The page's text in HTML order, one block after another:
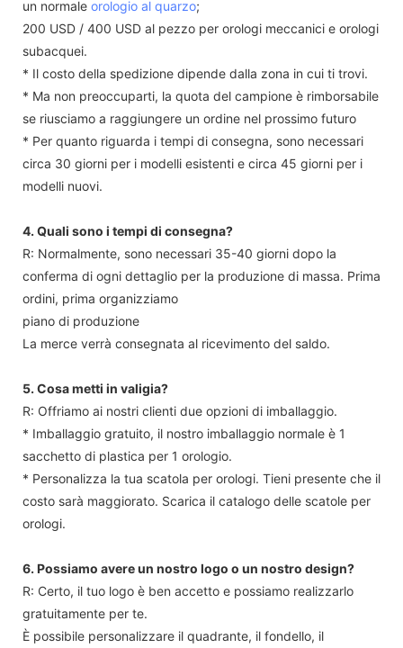
un normale orologio al quarzo;
200 USD / 400 USD al pezzo per orologi meccanici e orologi
subacquei.
* Il costo della spedizione dipende dalla zona in cui ti trovi.
* Ma non preoccuparti, la quota del campione è rimborsabile
se riusciamo a raggiungere un ordine nel prossimo futuro
* Per quanto riguarda i tempi di consegna, sono necessari
circa 30 giorni per i modelli esistenti e circa 45 giorni per i
modelli nuovi.
4. Quali sono i tempi di consegna?
R: Normalmente, sono necessari 35-40 giorni dopo la
conferma di ogni dettaglio per la produzione di massa. Prima
ordini, prima organizziamo
piano di produzione
La merce verrà consegnata al ricevimento del saldo.
5. Cosa metti in valigia?
R: Offriamo ai nostri clienti due opzioni di imballaggio.
* Imballaggio gratuito, il nostro imballaggio normale è 1
sacchetto di plastica per 1 orologio.
* Personalizza la tua scatola per orologi. Tieni presente che il
costo sarà maggiorato. Scarica il catalogo delle scatole per
orologi.
6. Possiamo avere un nostro logo o un nostro design?
R: Certo, il tuo logo è ben accetto e possiamo realizzarlo
gratuitamente per te.
È possibile personalizzare il quadrante, il fondello, il